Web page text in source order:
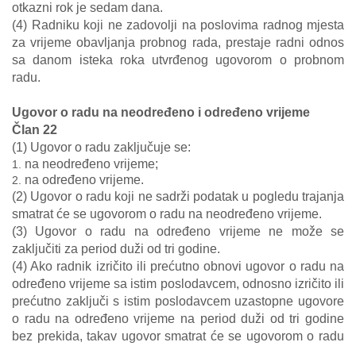
otkazni rok je sedam dana.
(4) Radniku koji ne zadovolji na poslovima radnog mjesta
za vrijeme obavljanja probnog rada, prestaje radni odnos
sa danom isteka roka utvrđenog ugovorom o probnom
radu.
Ugovor o radu na neodređeno i određeno vrijeme
Član 22
(1) Ugovor o radu zaključuje se:
na neodređeno vrijeme;
na određeno vrijeme.
(2) Ugovor o radu koji ne sadrži podatak u pogledu trajanja
smatrat će se ugovorom o radu na neodređeno vrijeme.
(3) Ugovor o radu na određeno vrijeme ne može se
zaključiti za period duži od tri godine.
(4) Ako radnik izričito ili prećutno obnovi ugovor o radu na
određeno vrijeme sa istim poslodavcem, odnosno izričito ili
prećutno zaključi s istim poslodavcem uzastopne ugovore
o radu na određeno vrijeme na period duži od tri godine
bez prekida, takav ugovor smatrat će se ugovorom o radu